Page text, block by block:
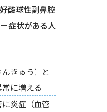
酸球性副鼻腔
症状がある人
きゅう）と
に増える
炎症（血管